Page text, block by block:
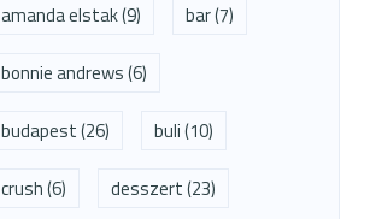
amanda elstak(9) bar(7)
bonnie andrews(6)
budapest(26) buli(10)
crush(6) desszert(23)